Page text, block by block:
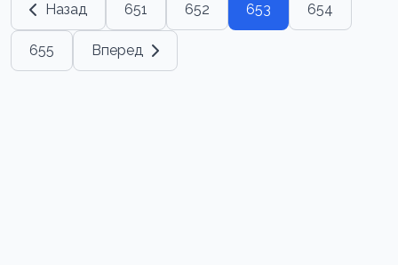
Назад 651 652 653 654
655 Вперед